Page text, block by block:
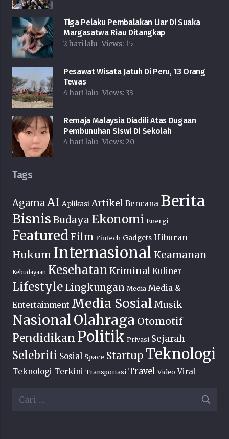
Tiga Pelaku Pembalakan Liar Di Suaka
Margasatwa Riau Ditangkap
2 hari lalu Views: 15
Pesawat Wisata Jatuh Di Peru, 13 Orang
Tewas
4 hari lalu Views: 33
Remaja Malaysia Diadili Atas Dugaan
Pembunuhan Siswi Di Sekolah
4 hari lalu Views:20
Tags
AgamaAI Aplikasi Artikel Bencana Berita
Bisnis Budaya Ekonomi Energi
Featured Film Fintech Gadgets Hiburan
Hukum Internasional Keamanan
Kebudayaan Kesehatan Kriminal Kuliner
Lifestyle Lingkungan Media Media &
Entertainment Media Sosial Musik
NasionalOlahraga Otomotif
Pendidikan Politik Privasi Sejarah
Selebriti Sosial Space Startup Teknologi
Teknologi Terkini Transportasi Travel Video Viral
Cari